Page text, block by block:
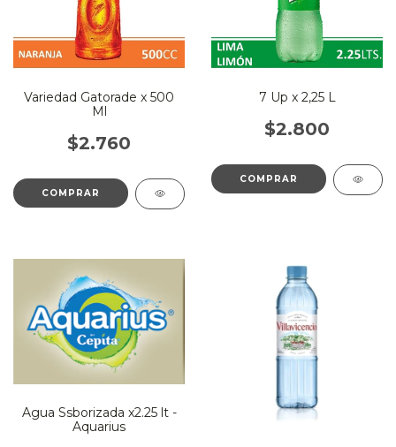
Variedad Gatorade x 500
Ml
$2.760
COMPRAR
7 Up x 2,25 L
$2.800
Agua Ssborizada x2.25 lt -
Aquarius